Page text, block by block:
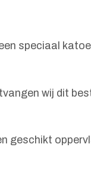
speciaal
wij dit
geschikt